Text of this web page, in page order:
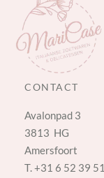
CONTACT
Avalonpad 3
3813 HG
Amersfoort
T.+31 6 52 39 51